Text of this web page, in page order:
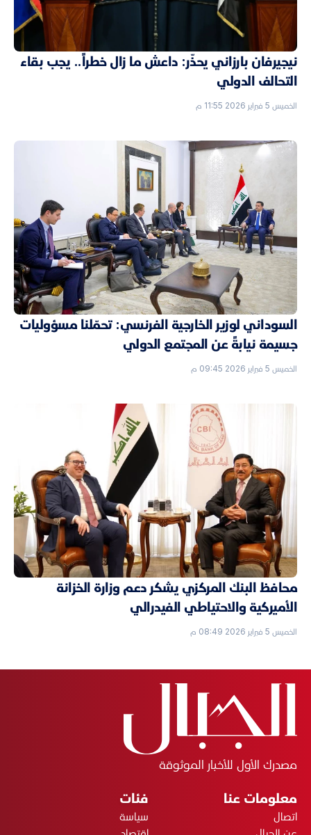
نيجيرفان بارزاني يحذّر: داعش ما زال خطراً.. يجب بقاء
التحالف الدولي
الخميس 5 فبراير 2026 11:55 م
السوداني لوزير الخارجية الفرنسي: تحمّلنا مسؤوليات
جسيمة نيابةً عن المجتمع الدولي
الخميس 5 فبراير 2026 09:45 م
محافظ البنك المركزي يشكر دعم وزارة الخزانة
الأميركية والاحتياطي الفيدرالي
الخميس 5 فبراير 2026 08:49 م
مصدرك الأول للأخبار الموثوقة
معلومات عنا
اتصال
فئات
سياسة